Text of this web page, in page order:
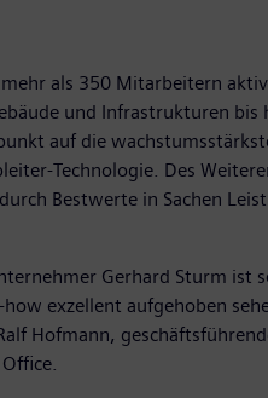
als 350 Mitarbeitern
und Infrastrukturen bis
auf die
Technologie. Des
Bestwerte in Sachen
Gerhard Sturm ist
exzellent aufgehoben
Hofmann,